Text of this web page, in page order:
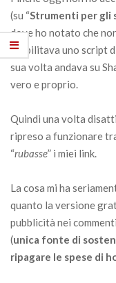
(su “Strumenti per gli
dove ho notato che
si abilitava uno script
sua volta andava su
vero e proprio.
Quindi una volta
ripreso a funzionare
“rubasse” i miei link.
La cosa mi ha
quanto la versione
pubblicità nei
(unica fonte di
ripagare le spese di